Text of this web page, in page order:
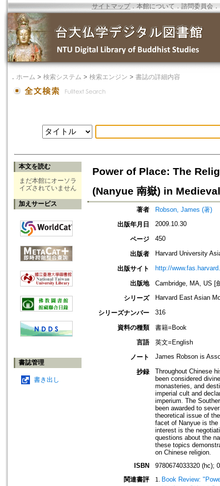
サイトマップ．本館について ． 諮問委員会 ．
． ホーム > 検索システム > 検索エンジン > 書誌の詳細内容
本文を読む
まだ本館にオーソラ
イズされていません
加えサービス
書誌管理
書き出し
Power of Place: The
(Nanyue 南嶽) in
著者
Robson, James (著)
出版年月日
2009.10.30
ページ 450
出版者 Harvard University
出版サイト http://
出版地
Cambridge, MA, US [
シリーズ
Harvard East Asian
シリーズナンバー 316
資料の種類
書籍=Book
言語
英文=English
ノート
James Robson is
抄録
Throughout Chinese
been considered
monasteries, and
imperial cult and
imperium. The
been awarded to
theoretical issue of
facet of Nanyue is
interest is the
questions about the
these topics
on Chinese religion.
ISBN
9780674033320 (hc);
関連書評
Book Review: